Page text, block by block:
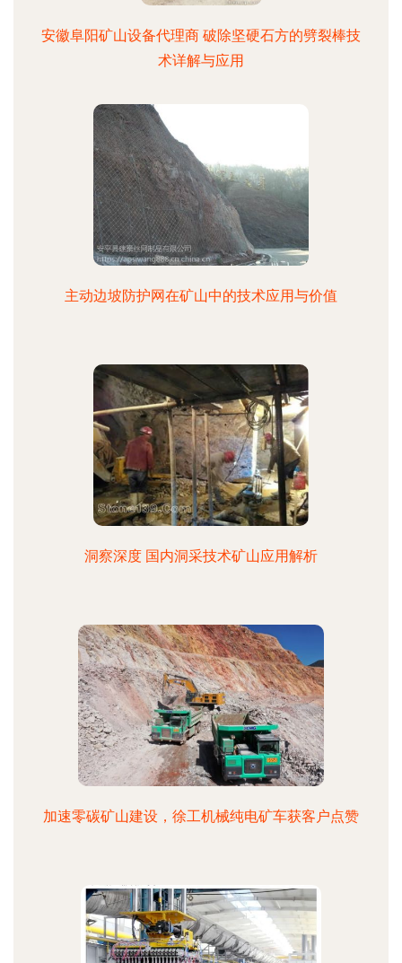
安徽阜阳矿山设备代理商 破除坚硬石方的劈裂棒技
术详解与应用
主动边坡防护网在矿山中的技术应用与价值
洞察深度 国内洞采技术矿山应用解析
加速零碳矿山建设，徐工机械纯电矿车获客户点赞